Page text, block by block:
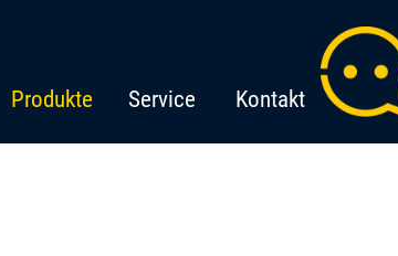
Produkte Service Kontakt